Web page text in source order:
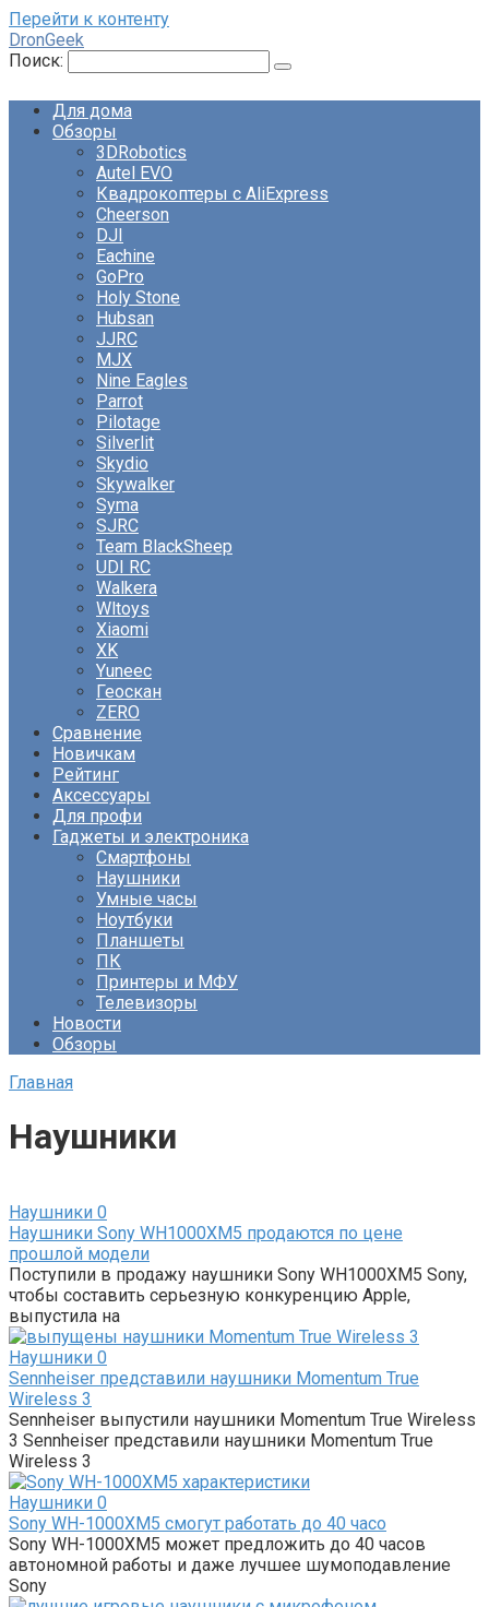
Перейти к контенту
DronGeek
Поиск:
Для дома
Обзоры
3DRobotics
Autel EVO
Квадрокоптеры с AliExpress
Cheerson
DJI
Eachine
GoPro
Holy Stone
Hubsan
JJRC
MJX
Nine Eagles
Parrot
Pilotage
Silverlit
Skydio
Skywalker
Syma
SJRC
Team BlackSheep
UDI RC
Walkera
Wltoys
Xiaomi
XK
Yuneec
Геоскан
ZERO
Сравнение
Новичкам
Рейтинг
Аксессуары
Для профи
Гаджеты и электроника
Смартфоны
Наушники
Умные часы
Ноутбуки
Планшеты
ПК
Принтеры и МФУ
Телевизоры
Новости
Обзоры
Главная
Наушники
Наушники 0
Наушники Sony WH1000XM5 продаются по цене
прошлой модели
Поступили в продажу наушники Sony WH1000XM5 Sony,
чтобы составить серьезную конкуренцию Apple,
выпустила на
Наушники 0
Sennheiser представили наушники Momentum True
Wireless 3
Sennheiser выпустили наушники Momentum True Wireless
3 Sennheiser представили наушники Momentum True
Wireless 3
Наушники 0
Sony WH-1000XM5 смогут работать до 40 часо
Sony WH-1000XM5 может предложить до 40 часов
автономной работы и даже лучшее шумоподавление
Sony